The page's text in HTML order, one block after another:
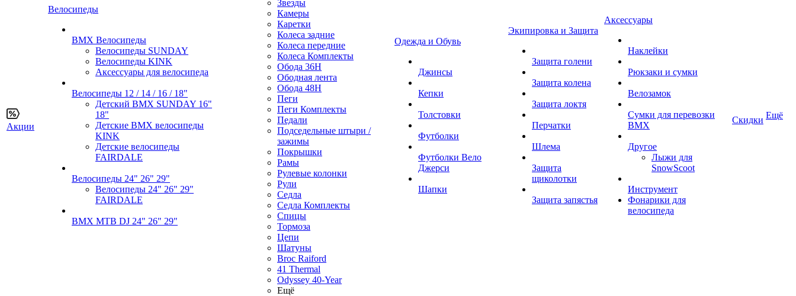
Акции
Велосипеды
BMX Велосипеды
Велосипеды SUNDAY
Велосипеды KINK
Аксессуары для велосипеда
Велосипеды 12 / 14 / 16 / 18"
Детский BMX SUNDAY 16"
18"
Детские BMX велосипеды
KINK
Детские велосипеды
FAIRDALE
Велосипеды 24" 26" 29"
Велосипеды 24" 26" 29"
FAIRDALE
BMX MTB DJ 24" 26" 29"
Звезды
Камеры
Каретки
Колеса задние
Колеса передние
Колеса Комплекты
Обода 36H
Ободная лента
Обода 48H
Пеги
Пеги Комплекты
Педали
Подседельные штыри /
зажимы
Покрышки
Рамы
Рулевые колонки
Рули
Седла
Седла Комплекты
Спицы
Тормоза
Цепи
Шатуны
Broc Raiford
41 Thermal
Odyssey 40-Year
Ещё
Одежда и Обувь
Джинсы
Кепки
Толстовки
Футболки
Футболки Вело
Джерси
Шапки
Экипировка и Защита
Защита голени
Защита колена
Защита локтя
Перчатки
Шлема
Защита
щиколотки
Защита запястья
Аксессуары
Наклейки
Рюкзаки и сумки
Велозамок
Сумки для перевозки
BMX
Другое
Лыжи для
SnowScoot
Инструмент
Фонарики для
велосипеда
Скидки Ещё